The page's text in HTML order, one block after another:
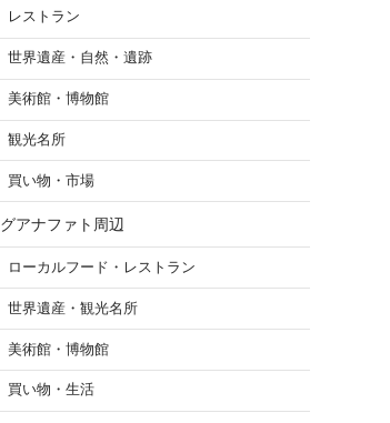
レストラン
世界遺産・自然・遺跡
美術館・博物館
観光名所
買い物・市場
グアナファト周辺
ローカルフード・レストラン
世界遺産・観光名所
美術館・博物館
買い物・生活